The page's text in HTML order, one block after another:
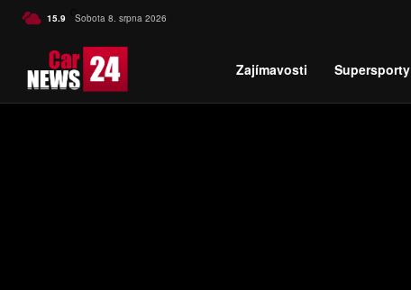
15.9 C Czech
Sobota 8. srpna 2026
Zajímavosti Supersporty